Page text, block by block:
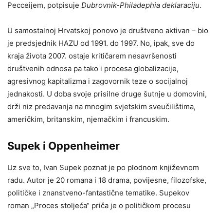
Pecceijem, potpisuje Dubrovnik-Philadephia deklaraciju.
U samostalnoj Hrvatskoj ponovo je društveno aktivan – bio
je predsjednik HAZU od 1991. do 1997. No, ipak, sve do
kraja života 2007. ostaje kritičarem nesavršenosti
društvenih odnosa pa tako i procesa globalizacije,
agresivnog kapitalizma i zagovornik teze o socijalnoj
jednakosti. U doba svoje prisilne druge šutnje u domovini,
drži niz predavanja na mnogim svjetskim sveučilištima,
američkim, britanskim, njemačkim i francuskim.
Supek i Oppenheimer
Uz sve to, Ivan Supek poznat je po plodnom književnom
radu. Autor je 20 romana i 18 drama, povijesne, filozofske,
političke i znanstveno-fantastične tematike. Supekov
roman „Proces stoljeća“ priča je o političkom procesu